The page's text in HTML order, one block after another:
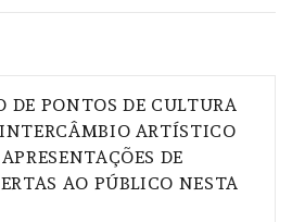
DE PONTOS DE CULTURA
ARTÍSTICO
DE
AO PÚBLICO NESTA